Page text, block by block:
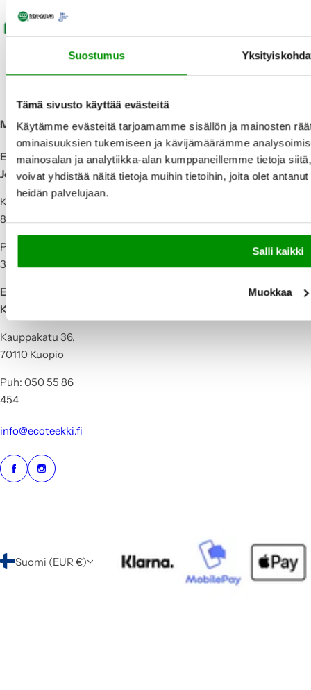
Suostumus
Tämä sivusto käyttää evästeitä
Käytämme evästeitä tarjoamamme sisällön ja mainosten
ominaisuuksien tukemiseen ja kävijämäärämme
mainosalan ja analytiikka-alan kumppaneillemme tietoja
voivat yhdistää näitä tietoja muihin tietoihin, joita olet
heidän palvelujaan.
Salli kaikki
Muokkaa
Voit noutaa myös myymälästä
Myymälät
ECOteekki
Joensuu
Kauppakatu 28,
80100 Joensuu
Puh: 050 51 15
333
ECOteekki
Kuopio
Kauppakatu 36,
70110 Kuopio
Puh: 050 55 86
454
info@ecoteekki.fi
Asiakaspalvelu Palvelumyymälät
Tilaa
uutiskirje
Suomi (EUR €)